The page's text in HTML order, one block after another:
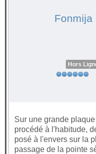
Fonmija
Hors
Sur une grande
procédé à l'habitude,
posé à l'envers sur la
passage de la pointe